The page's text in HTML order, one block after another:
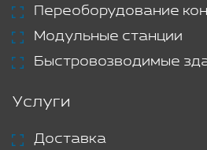
Переоборудование
Модульные станции
Быстровозводимые
Услуги
Доставка